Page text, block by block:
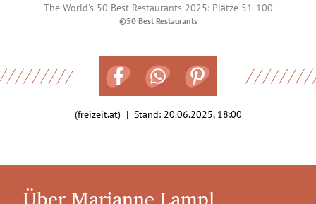
The World's 50 Best Restaurants 2025: Plätze 51-100
©50 Best Restaurants
(freizeit.at) | Stand: 20.06.2025, 18:00